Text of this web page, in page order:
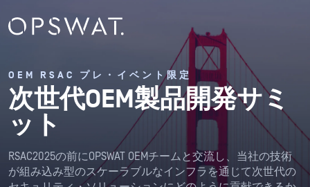
OEM RSAC プレ・イベント限定
次世代OEM製品開発サミ
ット
RSAC2025の前にOPSWAT OEMチームと交流し、当社の技術
が組み込み型のスケーラブルなインフラを通じて次世代の